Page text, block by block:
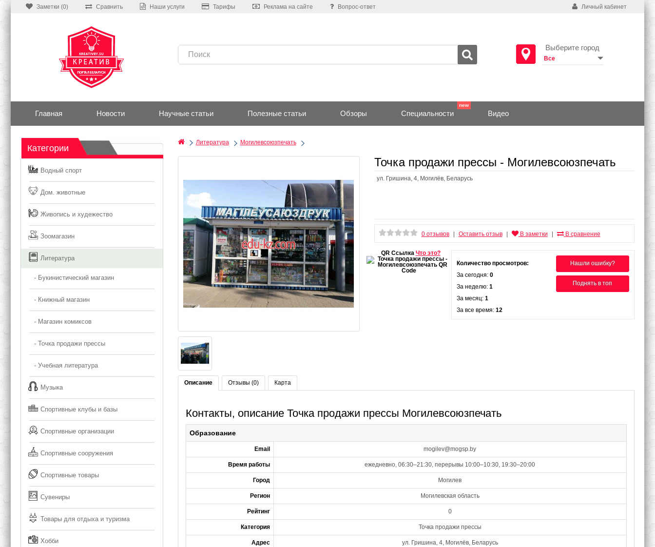
Заметки (0) Сравнить Наши услуги Тарифы Реклама на сайте Вопрос-ответ Личный кабинет
Выберите город
Главная Новости Научные статьи Полезные статьи Обзоры Специальности Видео
Категории
Водный спорт
Дом. животные
Живопись и худежество
Зоомагазин
Литература
- Букинистический магазин
- Книжный магазин
- Магазин комиксов
- Точка продажи прессы
- Учебная литература
Музыка
Спортивные клубы и базы
Спортивные организации
Спортивные сооружения
Спортивные товары
Сувениры
Товары для отдыха и туризма
Хобби
Литература Могилевсоюзпечать
Точка продажи прессы - Могилевсоюзпечать
ул. Гришина, 4, Могилёв, Беларусь
0 отзывов Оставить отзыв В заметки В сравнение
QR Ссылка Что это?
Нашли ошибку?
Поднять в топ
Количество просмотров:
За сегодня: 0
За неделю: 1
За месяц: 1
За все время: 12
Описание Отзывы (0) Карта
Контакты, описание Точка продажи прессы Могилевсоюзпечать
Образование
Email mogilev@mogsp.by
Время работы ежедневно, 06:30–21:30, перерывы 10:00–10:30, 19:30–20:00
Город Могилев
Регион Могилевская область
Рейтинг 0
Категория Точка продажи прессы
Адрес ул. Гришина, 4, Могилёв, Беларусь